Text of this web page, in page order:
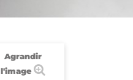
Agrandir
l'image